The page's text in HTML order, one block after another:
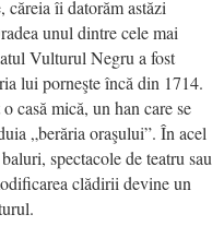
căreia îi datorăm astăzi
unul dintre cele mai
Vulturul Negru a fost
lui porneşte încă din 1714.
casă mică, un han care se
„berăria oraşului”. În acel
spectacole de teatru sau
clădirii devine un